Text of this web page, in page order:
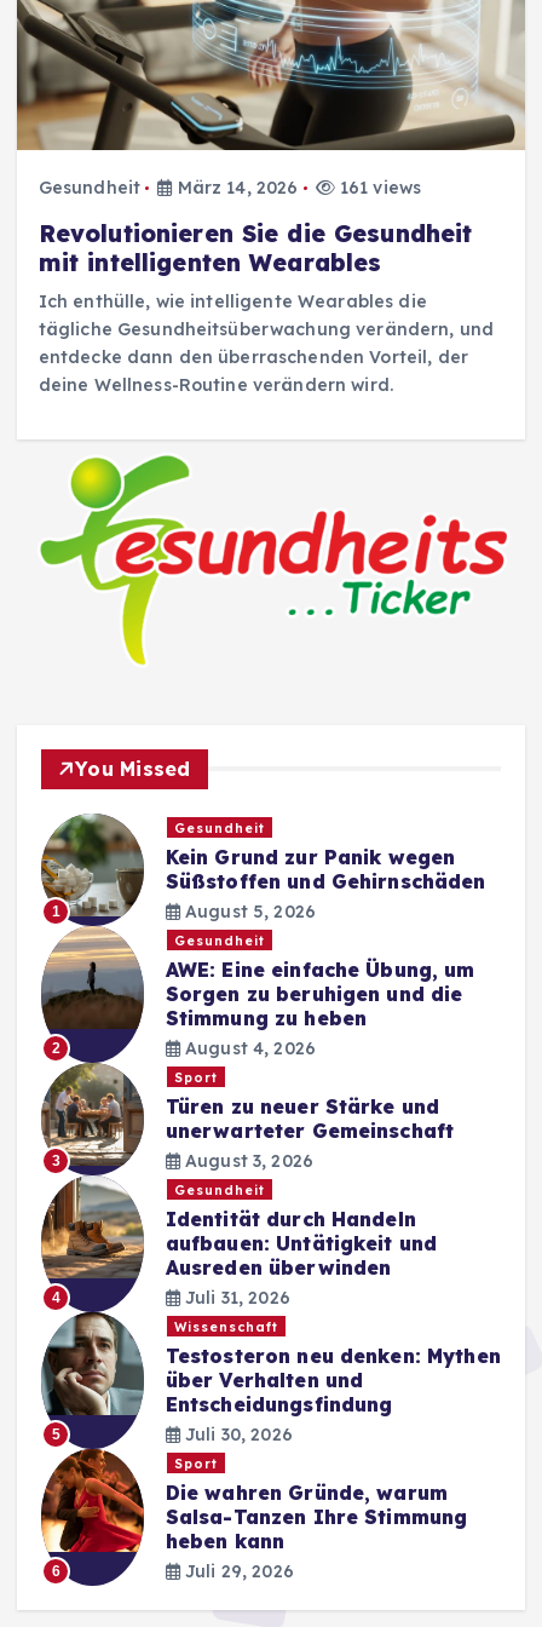
Gesundheit März 14, 2026 161 views
Revolutionieren Sie die Gesundheit
mit intelligenten Wearables
Ich enthülle, wie intelligente Wearables die
tägliche Gesundheitsüberwachung verändern, und
entdecke dann den überraschenden Vorteil, der
deine Wellness-Routine verändern wird.
You Missed
1
Gesundheit
Kein Grund zur Panik wegen
Süßstoffen und Gehirnschäden
August 5, 2026
2
Gesundheit
AWE: Eine einfache Übung, um
Sorgen zu beruhigen und die
Stimmung zu heben
August 4, 2026
3
Sport
Türen zu neuer Stärke und
unerwarteter Gemeinschaft
August 3, 2026
4
Gesundheit
Identität durch Handeln
aufbauen: Untätigkeit und
Ausreden überwinden
Juli 31, 2026
5
Wissenschaft
Testosteron neu denken: Mythen
über Verhalten und
Entscheidungsfindung
Juli 30, 2026
6
Sport
Die wahren Gründe, warum
Salsa-Tanzen Ihre Stimmung
heben kann
Juli 29, 2026